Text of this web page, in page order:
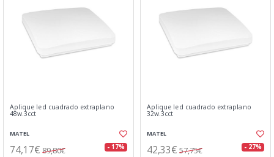
Aplique led cuadrado extraplano
48w.3cct
MATEL
74,17€ 89,80€ - 17%
Aplique led cuadrado extraplano
32w.3cct
MATEL
42,33€ 57,75€ - 27%